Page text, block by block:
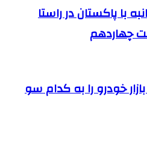
با پاکستان در راستا
چهاردهم
خودرو را به کدام سو